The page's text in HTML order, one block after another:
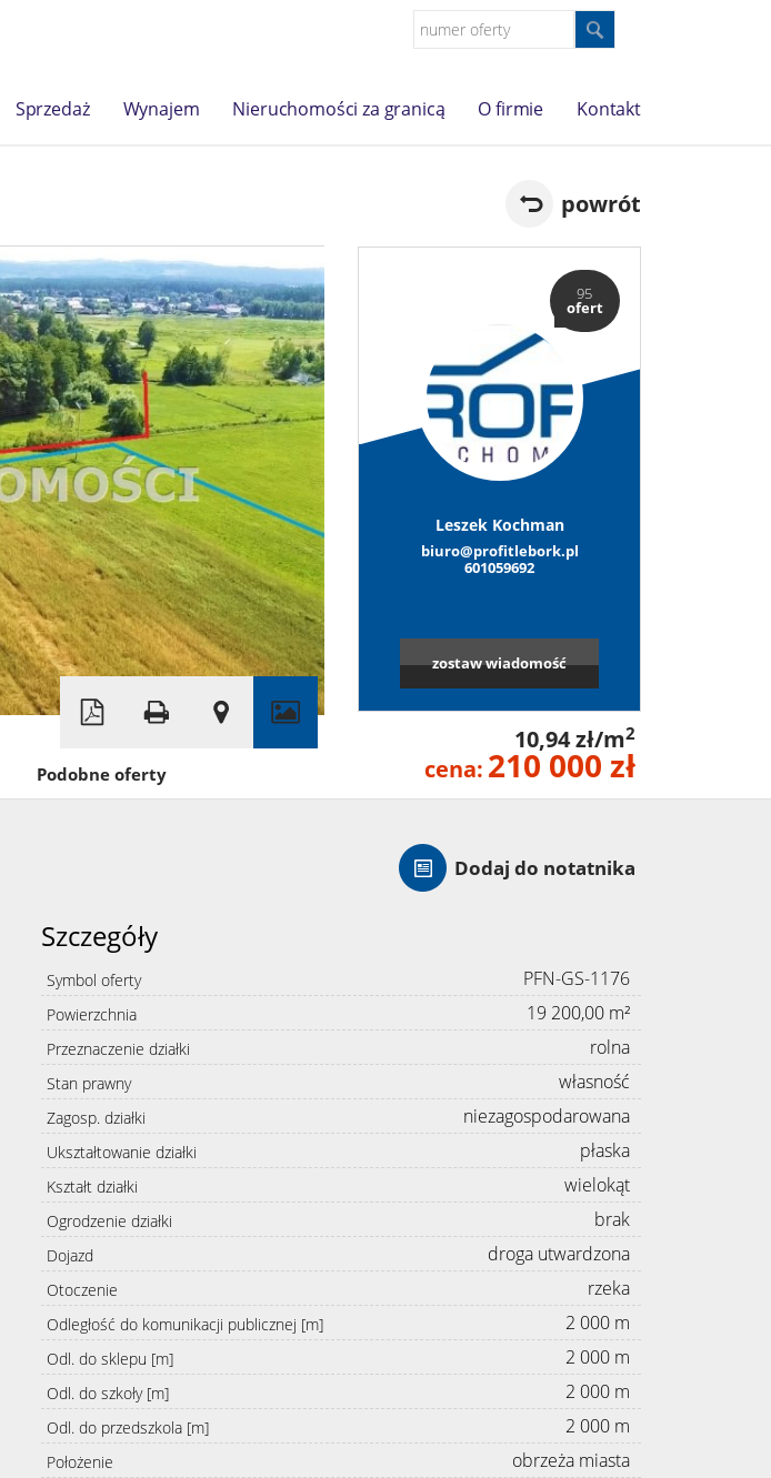
Sprzedaż Wynajem Nieruchomości za granicą O firmie Kontakt
powrót
©OpenStreetMap contributors
95
ofert
Leszek Kochman
biuro@profitlebork.pl
601059692
zostaw wiadomość
10,94 zł/m2
cena: 210 000 zł
Dodaj do notatnika
Podobne oferty
Szczegóły
Symbol oferty PFN-GS-1176
Powierzchnia 19 200,00 m²
Przeznaczenie działki rolna
Stan prawny własność
Zagosp. działki niezagospodarowana
Ukształtowanie działki płaska
Kształt działki wielokąt
Ogrodzenie działki brak
Dojazd droga utwardzona
Otoczenie rzeka
Odległość do komunikacji publicznej [m] 2 000 m
Odl. do sklepu [m] 2 000 m
Odl. do szkoły [m] 2 000 m
Odl. do przedszkola [m] 2 000 m
Położenie obrzeża miasta